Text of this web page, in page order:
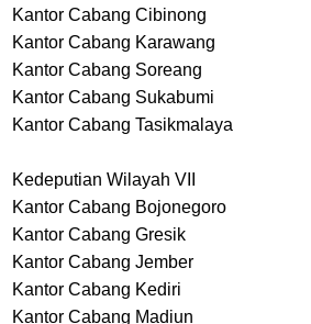
Kantor Cabang Cibinong
Kantor Cabang Karawang
Kantor Cabang Soreang
Kantor Cabang Sukabumi
Kantor Cabang Tasikmalaya
Kedeputian Wilayah VII
Kantor Cabang Bojonegoro
Kantor Cabang Gresik
Kantor Cabang Jember
Kantor Cabang Kediri
Kantor Cabang Madiun